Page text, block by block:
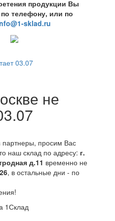
продукции Вы
телефону, или по
sklad.ru
03.07
не
просим Вас
наш склад по адресу: г.
д.11 временно не
, в остальные дни - по
1Склад